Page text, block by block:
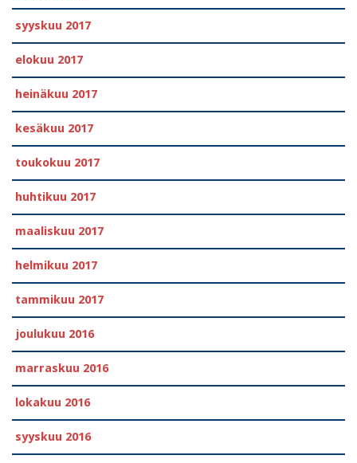
syyskuu 2017
elokuu 2017
heinäkuu 2017
kesäkuu 2017
toukokuu 2017
huhtikuu 2017
maaliskuu 2017
helmikuu 2017
tammikuu 2017
joulukuu 2016
marraskuu 2016
lokakuu 2016
syyskuu 2016